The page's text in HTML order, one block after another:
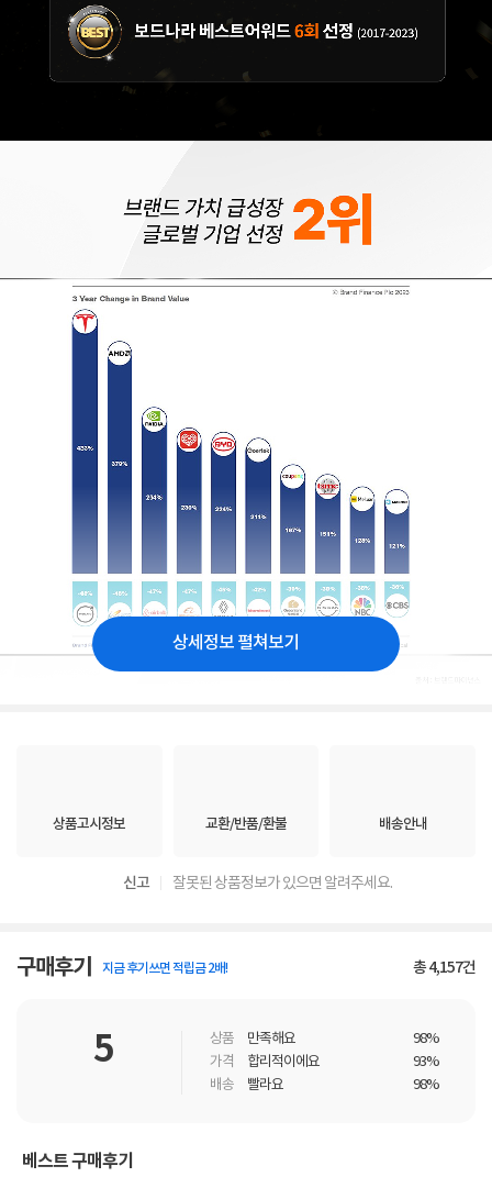
상세정보 펼쳐보기
상품고시정보 교환/반품/환불 배송안내
신고 잘못된 상품정보가 있으면 알려주세요.
구매후기 지금 후기쓰면 적립금 2배! 총4,157건
5 상품 만족해요
98%
가격
합리적이에요
93%
배송
빨라요 98%
베스트 구매후기